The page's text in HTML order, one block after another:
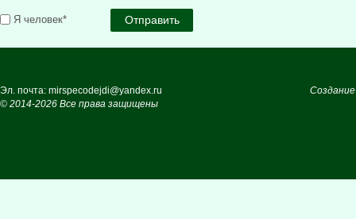
Я человек*
Эл. почта: mirspecodejdi@yandex.ru
© 2014-2026 Все права защищены